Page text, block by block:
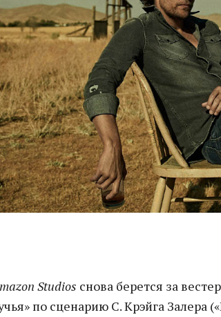
Studios снова берется за
по сценарию С. Крэйга Залера